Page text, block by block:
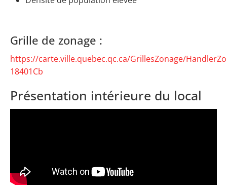
Grille de zonage :
https://carte.ville.quebec.qc.ca/GrillesZonage/
18401Cb
Présentation intérieure du local